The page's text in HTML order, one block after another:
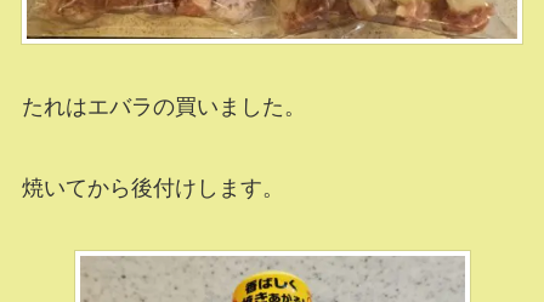
たれはエバラの買いました。
焼いてから後付けします。